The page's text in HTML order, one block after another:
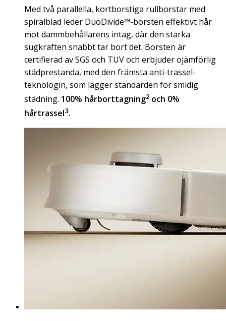
Med två parallella, kortborstiga rullborstar med
spiralblad leder DuoDivide™-borsten effektivt hår
mot dammbehållarens intag, där den starka
sugkraften snabbt tar bort det. Borsten är
certifierad av SGS och TUV och erbjuder ojämförlig
städprestanda, med den främsta anti-trassel-
teknologin, som lägger standarden för smidig
städning. 100% hårborttagning2 och 0%
hårtrassel3.